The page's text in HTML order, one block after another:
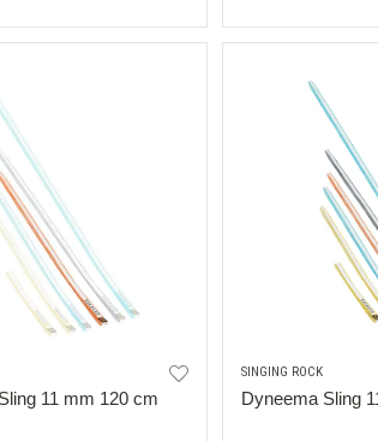
11 mm 120 cm
SINGING ROCK
Dyneema Sling